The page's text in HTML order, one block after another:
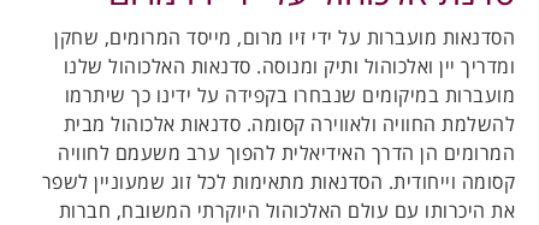
הסדנאות מועברות על ידי זיו מרום, מייסד המרומים, שחקן
ומדריך יין ואלכוהול ותיק ומנוסה. סדנאות האלכוהול שלנו
מועברות במיקומים שנבחרו בקפידה על ידינו כך שיתרמו
להשלמת החוויה ולאווירה קסומה. סדנאות אלכוהול מבית
המרומים הן הדרך האידיאלית להפוך ערב משעמם לחוויה
קסומה וייחודית. הסדנאות מתאימות לכל זוג שמעוניין לשפר
את היכרותו עם עולם האלכוהול היוקרתי המשובח, חברות